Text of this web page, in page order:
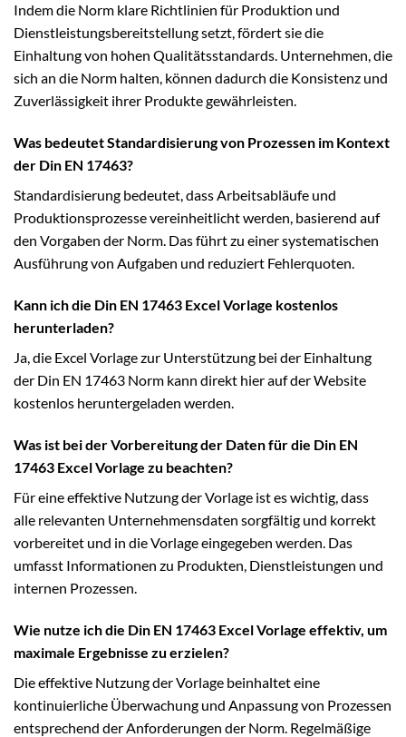
Indem die Norm klare Richtlinien für Produktion und
Dienstleistungsbereitstellung setzt, fördert sie die
Einhaltung von hohen Qualitätsstandards. Unternehmen, die
sich an die Norm halten, können dadurch die Konsistenz und
Zuverlässigkeit ihrer Produkte gewährleisten.
Was bedeutet Standardisierung von Prozessen im Kontext
der Din EN 17463?
Standardisierung bedeutet, dass Arbeitsabläufe und
Produktionsprozesse vereinheitlicht werden, basierend auf
den Vorgaben der Norm. Das führt zu einer systematischen
Ausführung von Aufgaben und reduziert Fehlerquoten.
Kann ich die Din EN 17463 Excel Vorlage kostenlos
herunterladen?
Ja, die Excel Vorlage zur Unterstützung bei der Einhaltung
der Din EN 17463 Norm kann direkt hier auf der Website
kostenlos heruntergeladen werden.
Was ist bei der Vorbereitung der Daten für die Din EN
17463 Excel Vorlage zu beachten?
Für eine effektive Nutzung der Vorlage ist es wichtig, dass
alle relevanten Unternehmensdaten sorgfältig und korrekt
vorbereitet und in die Vorlage eingegeben werden. Das
umfasst Informationen zu Produkten, Dienstleistungen und
internen Prozessen.
Wie nutze ich die Din EN 17463 Excel Vorlage effektiv, um
maximale Ergebnisse zu erzielen?
Die effektive Nutzung der Vorlage beinhaltet eine
kontinuierliche Überwachung und Anpassung von Prozessen
entsprechend der Anforderungen der Norm. Regelmäßige